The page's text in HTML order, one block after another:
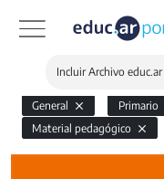
Incluir Archivo educ.ar
General Primario
Material pedagógico